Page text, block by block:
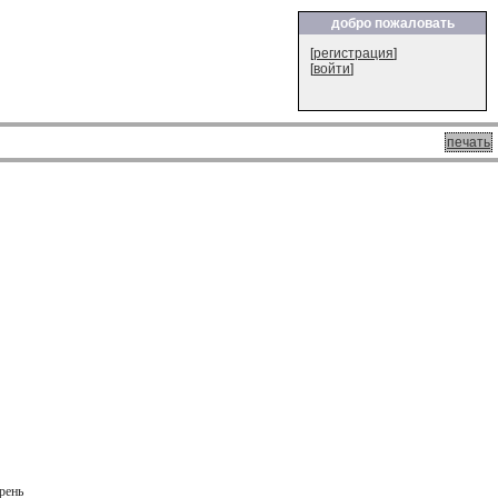
добро пожаловать
[регистрация]
[войти]
печать